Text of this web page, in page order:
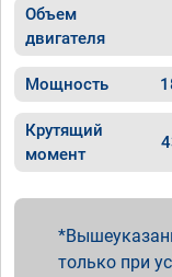
Объем
двигателя
Мощность
Крутящий
момент
только при